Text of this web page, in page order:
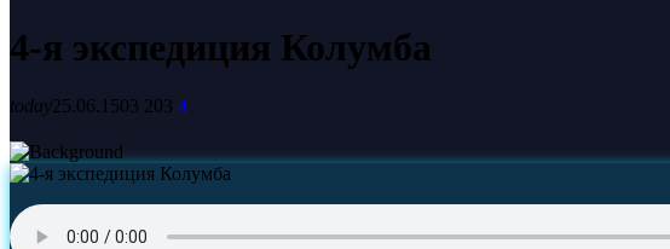
4-я экспедиция Колумба
today25.06.1503 203 4